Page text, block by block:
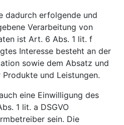
dadurch erfolgende und
Verarbeitung von
ist Art. 6 Abs. 1 lit. f
Interesse besteht an der
sowie dem Absatz und
und Leistungen.
eine Einwilligung des
1 lit. a DSGVO
sein. Die